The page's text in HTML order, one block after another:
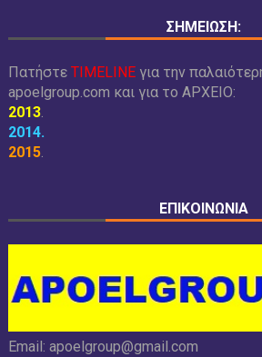
ΣΗΜΕΙΩΣΗ:
Πατήστε TIMELINEγια την
apoelgroup.com και για το ΑΡΧΕΙΟ:
2013.
2014.
2015.
ΕΠΙΚΟΙΝΩΝΙΑ
Email: apoelgroup@gmail.com